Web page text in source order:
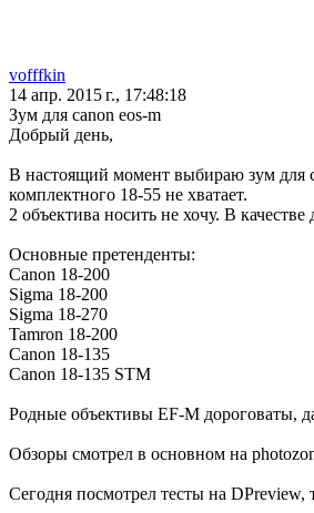
vofffkin
14 апр. 2015 г., 17:48:18
Зум для canon eos-m
Добрый день,
В настоящий момент выбираю зум для
комплектного 18-55 не хватает.
2 объектива носить не хочу. В
Основные претенденты:
Canon 18-200
Sigma 18-200
Sigma 18-270
Tamron 18-200
Canon 18-135
Canon 18-135 STM
Родные объективы EF-M дороговаты,
Обзоры смотрел в основном на
Сегодня посмотрел тесты на